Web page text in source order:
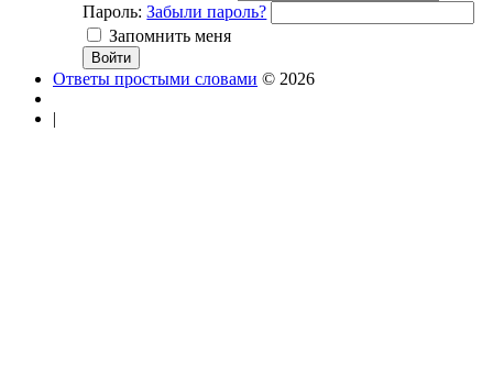
Пароль: Забыли пароль?
Запомнить меня
Ответы простыми словами © 2026
|